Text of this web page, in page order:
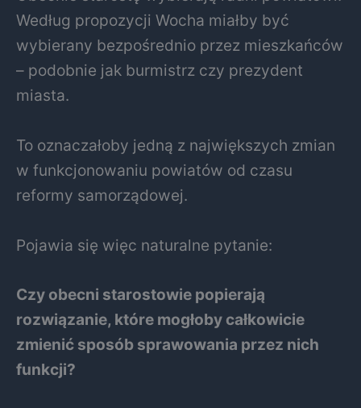
Według propozycji Wocha miałby być
wybierany bezpośrednio przez mieszkańców
– podobnie jak burmistrz czy prezydent
miasta.
To oznaczałoby jedną z największych zmian
w funkcjonowaniu powiatów od czasu
reformy samorządowej.
Pojawia się więc naturalne pytanie:
Czy obecni starostowie popierają
rozwiązanie, które mogłoby całkowicie
zmienić sposób sprawowania przez nich
funkcji?